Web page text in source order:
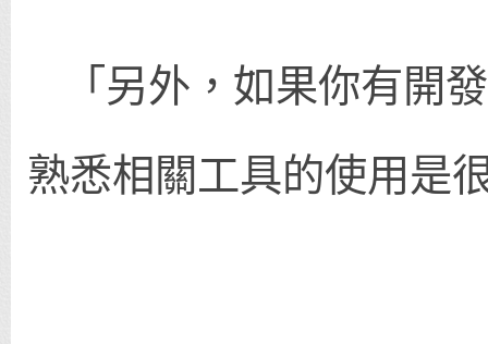
「另外，如果你有開
熟悉相關工具的使用是